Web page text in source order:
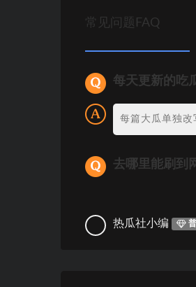
常见问题FAQ
每天更新的吃
每篇大瓜单独改
去哪里能刷到
热瓜社小编